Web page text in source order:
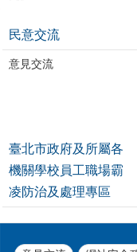
民意交流
意見交流
臺北市政府及所屬各
機關學校員工職場霸
凌防治及處理專區